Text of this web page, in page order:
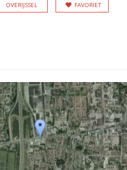
OVERIJSSEL FAVORIET